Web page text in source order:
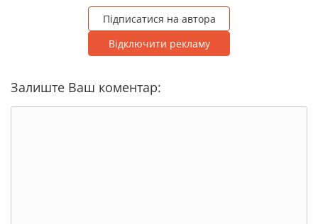
Підписатися на автора
Відключити рекламу
Залиште Ваш коментар: